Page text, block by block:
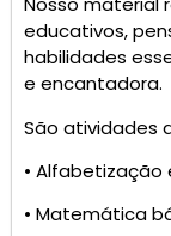
educativos,
habilidades
e encantadora.
São atividades
•
• Matemática